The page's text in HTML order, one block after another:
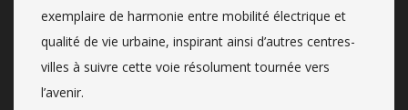
exemplaire de harmonie entre mobilité électrique et
qualité de vie urbaine, inspirant ainsi d’autres centres-
villes à suivre cette voie résolument tournée vers
l’avenir.